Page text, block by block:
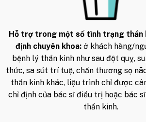
Hỗ trợ trong một số tình trạng thần
định chuyên khoa:ở khách hàng/
bệnh lý thần kinh như sau đột quỵ,
thức, sa sút trí tuệ, chấn thương sọ
thần kinh khác, liệu trình chỉ được
chỉ định của bác sĩ điều trị hoặc bác
thần kinh.